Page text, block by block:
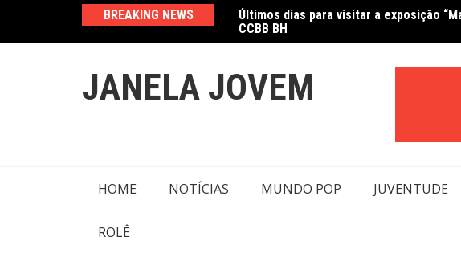
o
BREAKING NEWS
CCBB BH
Amanda Mangili transforma beleza e
JANELA JOVEM
HOME NOTÍCIAS MUNDO POP JUVENTUDE
ROLÊ